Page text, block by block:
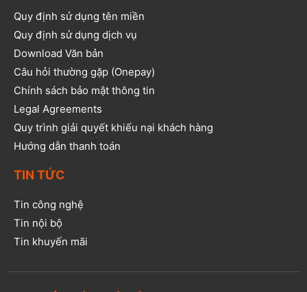
Quy định sử dụng tên miền
Quy định sử dụng dịch vụ
Download Văn bản
Câu hỏi thường gặp (Onepay)
Chính sách bảo mật thông tin
Legal Agreements
Quy trình giải quyết khiếu nại khách hàng
Hướng dẫn thanh toán
TIN TỨC
Tin công nghệ
Tin nội bộ
Tin khuyến mãi